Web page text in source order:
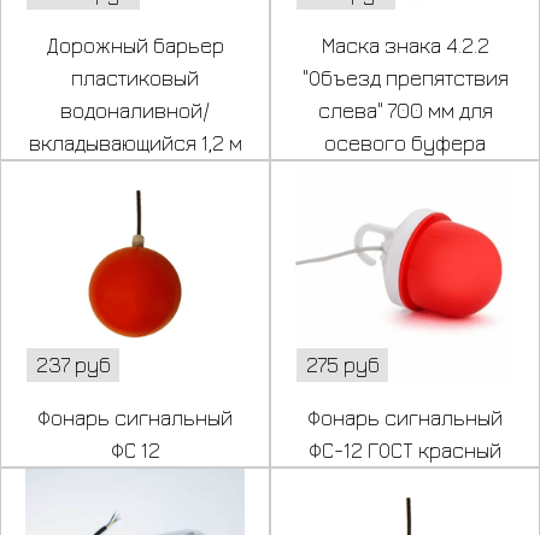
Дорожный барьер
пластиковый
водоналивной/
вкладывающийся 1,2 м
Маска знака 4.2.2
"Объезд препятствия
слева" 700 мм для
осевого буфера
237 руб
Фонарь сигнальный
ФС 12
275 руб
Фонарь сигнальный
ФС-12 ГОСТ красный